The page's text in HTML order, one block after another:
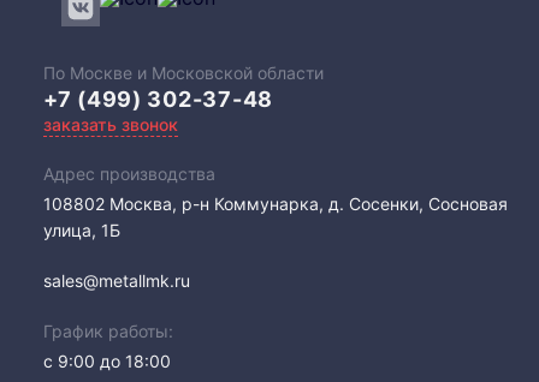
По Москве и Московской области
+7 (499) 302-37-48
заказать звонок
Адрес производства
108802​ Москва, р-н Коммунарка, д. Сосенки, Сосновая
улица, 1Б
sales@metallmk.ru
График работы:
с 9:00 до 18:00